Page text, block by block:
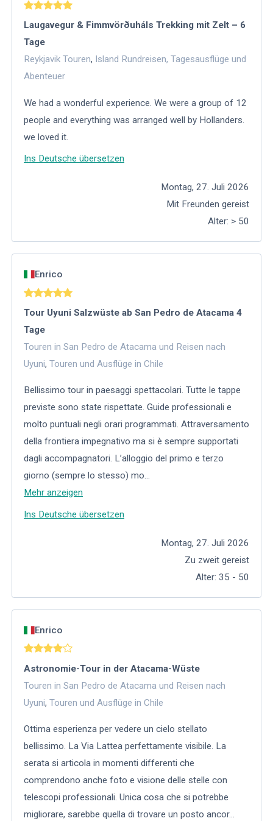
Laugavegur & Fimmvörðuháls Trekking mit Zelt – 6
Tage
Reykjavik Touren, Island Rundreisen, Tagesausflüge und
Abenteuer
We had a wonderful experience. We were a group of 12
people and everything was arranged well by Hollanders.
we loved it.
Ins Deutsche übersetzen
Montag, 27. Juli 2026
Mit Freunden gereist
Alter: > 50
Enrico
Tour Uyuni Salzwüste ab San Pedro de Atacama 4
Tage
Touren in San Pedro de Atacama und Reisen nach
Uyuni, Touren und Ausflüge in Chile
Bellissimo tour in paesaggi spettacolari. Tutte le tappe
previste sono state rispettate. Guide professionali e
molto puntuali negli orari programmati. Attraversamento
della frontiera impegnativo ma si è sempre supportati
dagli accompagnatori. L’alloggio del primo e terzo
giorno (sempre lo stesso) mo...
Mehr anzeigen
Ins Deutsche übersetzen
Montag, 27. Juli 2026
Zu zweit gereist
Alter: 35 - 50
Enrico
Astronomie-Tour in der Atacama-Wüste
Touren in San Pedro de Atacama und Reisen nach
Uyuni, Touren und Ausflüge in Chile
Ottima esperienza per vedere un cielo stellato
bellissimo. La Via Lattea perfettamente visibile. La
serata si articola in momenti differenti che
comprendono anche foto e visione delle stelle con
telescopi professionali. Unica cosa che si potrebbe
migliorare, sarebbe quella di trovare un posto ancor...